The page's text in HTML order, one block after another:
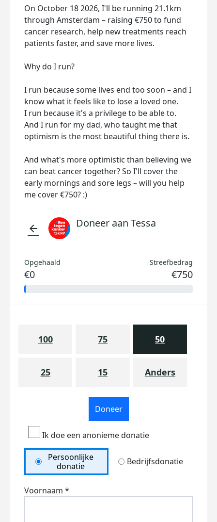
On October 18 2026, I'll be running 21.1km
through Amsterdam – raising €750 to fund
cancer research, help new treatments reach
patients faster, and save more lives.
Why do I run?
I run because some lives end too soon – and I
know what it feels like to lose a loved one.
I run because it's a privilege to be able to.
And I run for my dad, who taught me that
optimism is the most beautiful thing there is.
And what's more optimistic than believing we
can beat cancer together? So I'll cover the
early mornings and sore legs – will you help
me cover €750? :)
arrow_back Doneer aan Tessa
Opgehaald
€0
Streefbedrag
€750
100 75 50
25 15 Anders
Doneer
Ik doe een anonieme donatie
Persoonlijke
donatie
Bedrijfsdonatie
Voornaam *